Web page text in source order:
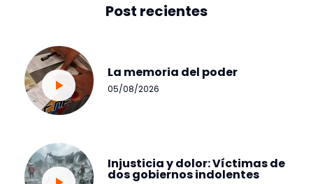
Post recientes
La memoria del poder
05/08/2026
Injusticia y dolor: Víctimas de
dos gobiernos indolentes